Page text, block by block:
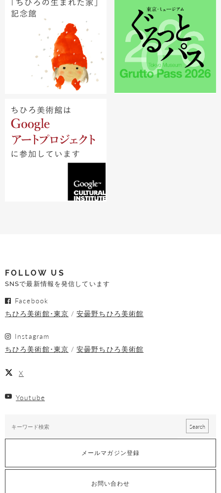
FOLLOW US
SNSで最新情報を発信しています
Facebook
ちひろ美術館･東京
安曇野ちひろ美術館
Instagram
ちひろ美術館･東京
安曇野ちひろ美術館
X
Youtube
メールマガジン登録
お問い合わせ